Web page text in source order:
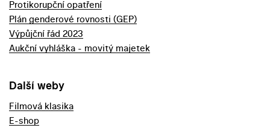
Protikorupční opatření
Plán genderové rovnosti (GEP)
Výpůjční řád 2023
Aukční vyhláška - movitý majetek
Další weby
Filmová klasika
E-shop